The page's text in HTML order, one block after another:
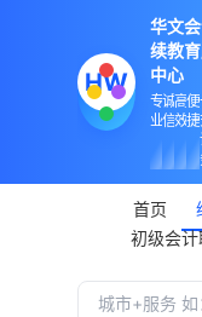
HW
华文
续教
中心
专
业
诚
信
高
效
便
捷
首页
初级会